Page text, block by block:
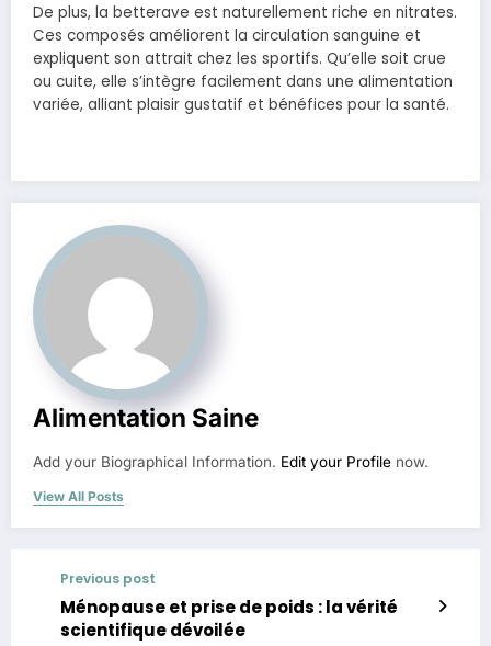
De plus, la betterave est naturellement riche en nitrates.
Ces composés améliorent la circulation sanguine et
expliquent son attrait chez les sportifs. Qu’elle soit crue
ou cuite, elle s’intègre facilement dans une alimentation
variée, alliant plaisir gustatif et bénéfices pour la santé.
Alimentation Saine
Add your Biographical Information. Edit your Profile now.
View All Posts
Previous post
Ménopause et prise de poids : la vérité
scientifique dévoilée